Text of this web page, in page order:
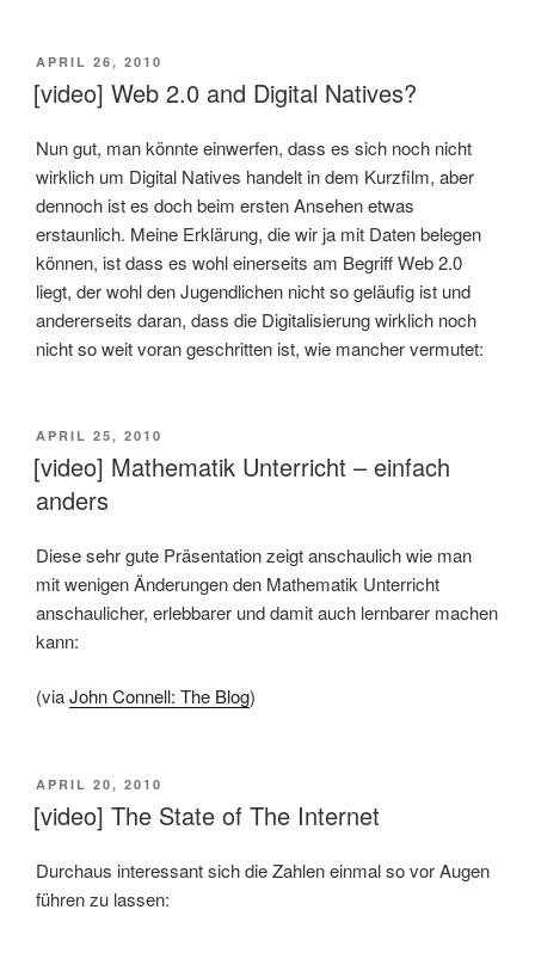
VERÖFFENTLICHT
AM
APRIL 26, 2010
[video] Web 2.0 and Digital Natives?
Nun gut, man könnte einwerfen, dass es sich noch nicht
wirklich um Digital Natives handelt in dem Kurzfilm, aber
dennoch ist es doch beim ersten Ansehen etwas
erstaunlich. Meine Erklärung, die wir ja mit Daten belegen
können, ist dass es wohl einerseits am Begriff Web 2.0
liegt, der wohl den Jugendlichen nicht so geläufig ist und
andererseits daran, dass die Digitalisierung wirklich noch
nicht so weit voran geschritten ist, wie mancher vermutet:
VERÖFFENTLICHT
AM
APRIL 25, 2010
[video] Mathematik Unterricht – einfach
anders
Diese sehr gute Präsentation zeigt anschaulich wie man
mit wenigen Änderungen den Mathematik Unterricht
anschaulicher, erlebbarer und damit auch lernbarer machen
kann:
(viaJohn Connell: The Blog)
VERÖFFENTLICHT
AM
APRIL 20, 2010
[video] The State of The Internet
Durchaus interessant sich die Zahlen einmal so vor Augen
führen zu lassen: